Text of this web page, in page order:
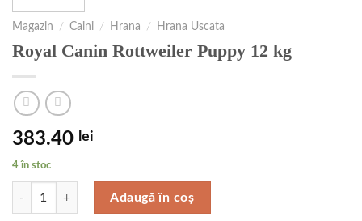
Magazin / Caini / Hrana / Hrana Uscata
Royal Canin Rottweiler Puppy 12 kg
383.40 lei
4 în stoc
Cantitate Royal Canin Rottweiler Puppy 12 kg
Adaugă în coș